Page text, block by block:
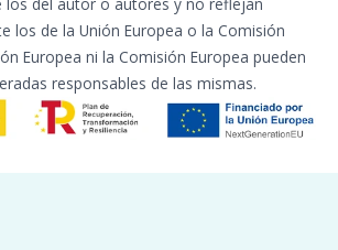
los de la Unión Europea o la Comisión
Europea ni la Comisión Europea pueden
responsables de las mismas.